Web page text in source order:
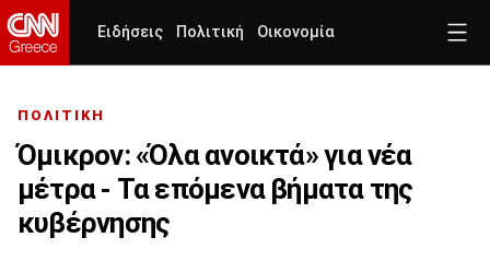
Ειδήσεις Πολιτική Οικονομία
ΠΟΛΙΤΙΚΗ
Όμικρον: «Όλα ανοικτά» για νέα
μέτρα - Τα επόμενα βήματα της
κυβέρνησης